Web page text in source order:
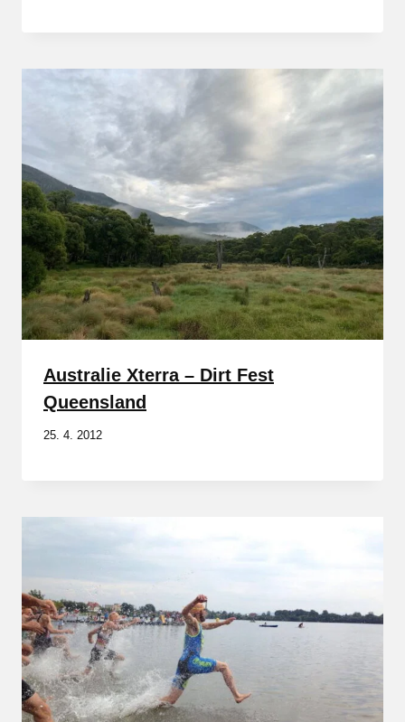
Australie Xterra – Dirt Fest
Queensland
25. 4. 2012